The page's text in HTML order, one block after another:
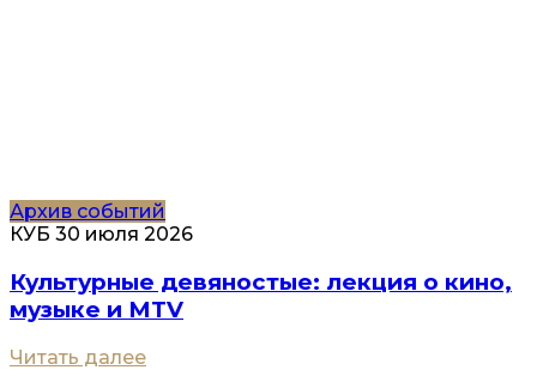
Архив событий
КУБ 30 июля 2026
Культурные девяностые: лекция о кино,
музыке и MTV
Читать далее